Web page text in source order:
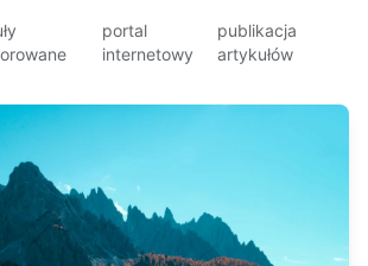
portal
internetowy
publikacja
artykułów